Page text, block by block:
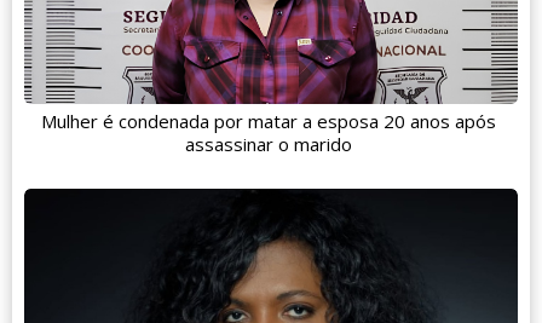
Mulher é condenada por matar a esposa 20 anos após
assassinar o marido